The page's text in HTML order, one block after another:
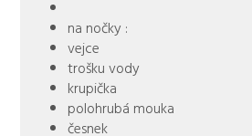
na nočky :
vejce
trošku vody
krupička
polohrubá mouka
česnek